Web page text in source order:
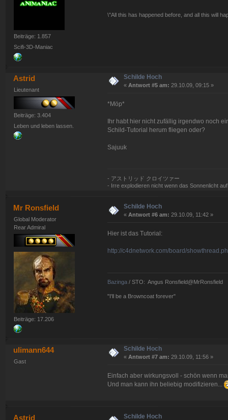
Beiträge: 1.857
Scifi-3D-Maniac
\"All this has happened before, and all this will
Astrid
Lieutenant
Beiträge: 3.404
Leben und leben lassen.
Schilde Hoch
« Antwort #5 am: 29.10.09, 09:15 »
*Möp*
Ihr habt hier nicht zufällig irgendwo noch
Schild-Tutorial herum fliegen oder?
Sajuuk
- アストリッド クロイツァー
- Irre explodieren nicht wenn das Sonnenlicht
Mr Ronsfield
Global Moderator
Rear Admiral
Beiträge: 17.206
Schilde Hoch
« Antwort #6 am: 29.10.09, 11:42 »
Hier ist das Tutorial:
http://c4dnetwork.com/board/
Bazinga/ STO: Angus Ronsfield@MrRonsfield
"I'll be a Browncoat forever"
ulimann644
Gast
Schilde Hoch
« Antwort #7 am: 29.10.09, 11:56 »
Einfach aber wirkungsvoll - schön wenn
Und man kann ihn beliebig modifizieren...
Astrid Schilde Hoch